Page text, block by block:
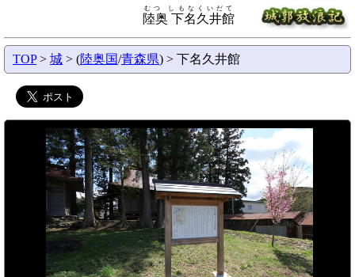
陸奥 下名久井館
むつ しもなくいだて
TOP> 城 > (陸奥国/青森県) > 下名久井館